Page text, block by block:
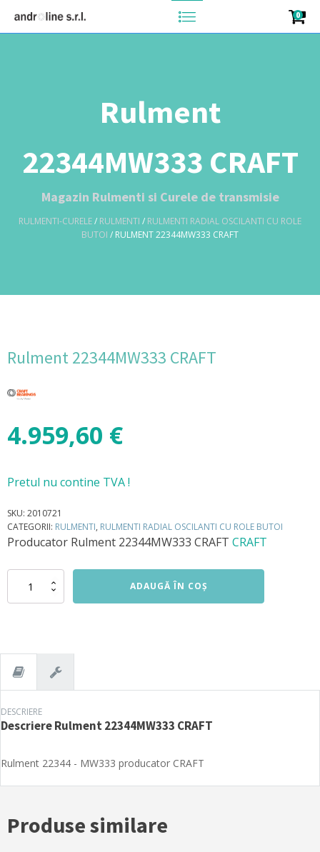
0
Rulment
22344MW333 CRAFT
Magazin Rulmenti si Curele de transmisie
RULMENTI-CURELE/ RULMENTI / RULMENTI RADIAL OSCILANTI CU ROLE
BUTOI / RULMENT 22344MW333 CRAFT
Rulment 22344MW333 CRAFT
4.959,60 €
Pretul nu contine TVA !
SKU: 2010721
CATEGORII: RULMENTI, RULMENTI RADIAL OSCILANTI CU ROLE BUTOI
Producator Rulment 22344MW333 CRAFT CRAFT
Cantitate
ADAUGĂ ÎN COȘ
DESCRIERE
DescriereRulment 22344MW333 CRAFT
Rulment 22344 - MW333 producator CRAFT
Produse similare